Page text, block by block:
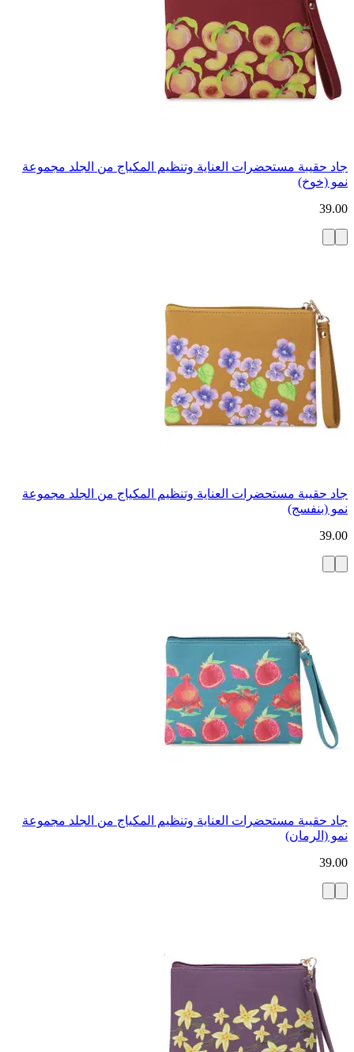
جاد حقيبة مستحضرات العناية وتنظيم المكياج من الجلد مجموعة
نمو (خوخ)
39.00
جاد حقيبة مستحضرات العناية وتنظيم المكياج من الجلد مجموعة
نمو (بنفسج)
39.00
جاد حقيبة مستحضرات العناية وتنظيم المكياج من الجلد مجموعة
نمو (الرمان)
39.00